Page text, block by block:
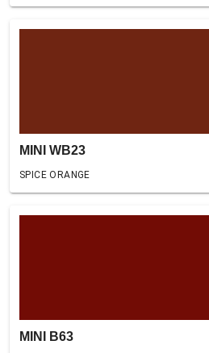
MINI WB23
SPICE ORANGE
MINI B63